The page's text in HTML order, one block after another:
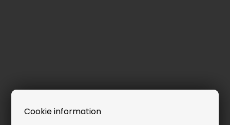
Cookie information